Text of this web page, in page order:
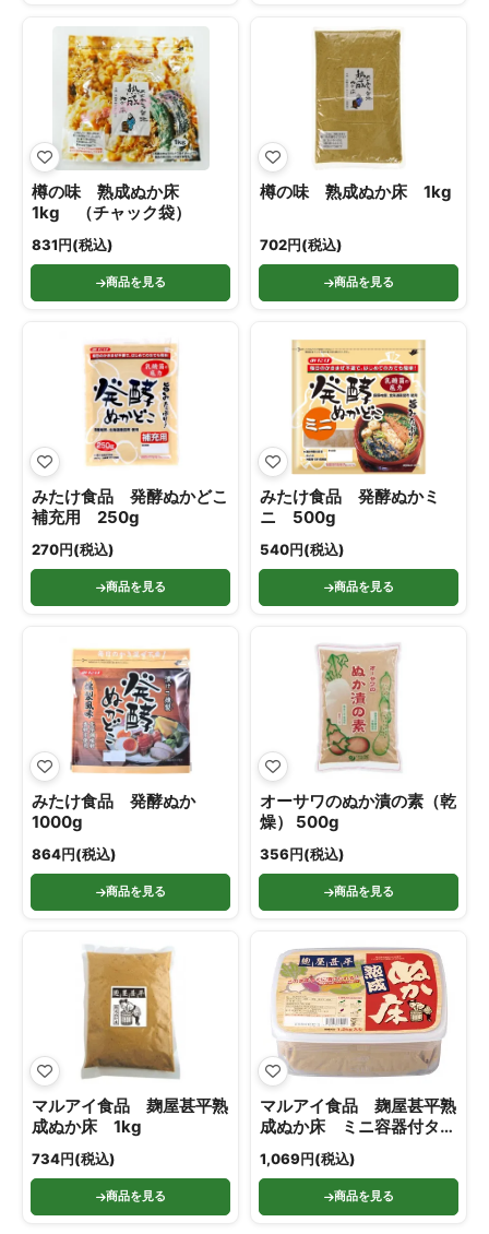
樽の味 熟成ぬか床
1kg （チャック袋）
831円(税込)
商品を見る
樽の味 熟成ぬか床 1kg
702円(税込)
商品を見る
みたけ食品 発酵ぬかどこ
補充用 250g
270円(税込)
商品を見る
みたけ食品 発酵ぬかミ
ニ 500g
540円(税込)
商品を見る
みたけ食品 発酵ぬか
1000g
864円(税込)
商品を見る
オーサワのぬか漬の素（乾
燥） 500g
356円(税込)
商品を見る
マルアイ食品 麹屋甚平熟
成ぬか床 1kg
734円(税込)
商品を見る
マルアイ食品 麹屋甚平熟
成ぬか床 ミニ容器付タイ
プ 1.2kg
1,069円(税込)
商品を見る